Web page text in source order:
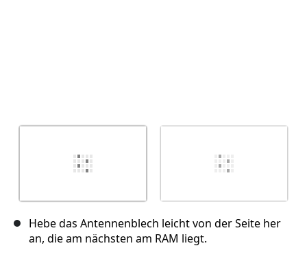
Hebe das Antennenblech leicht von der Seite her
an, die am nächsten am RAM liegt.